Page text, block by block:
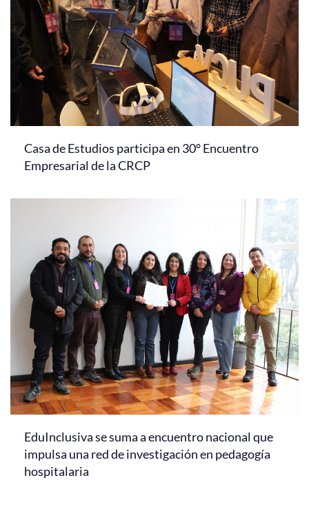
Casa de Estudios participa en 30° Encuentro
Empresarial de la CRCP
EduInclusiva se suma a encuentro nacional que
impulsa una red de investigación en pedagogía
hospitalaria